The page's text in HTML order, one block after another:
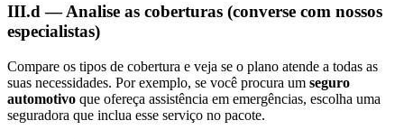
III.d — Analise as coberturas (converse com nossos
especialistas)
Compare os tipos de cobertura e veja se o plano atende a todas as
suas necessidades. Por exemplo, se você procura um seguro
automotivo que ofereça assistência em emergências, escolha uma
seguradora que inclua esse serviço no pacote.